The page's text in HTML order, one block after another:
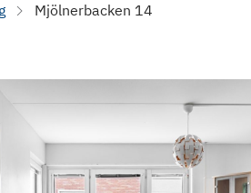
Mjölnerbacken 14